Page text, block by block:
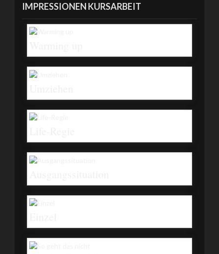
IMPRESSIONEN KURSARBEIT